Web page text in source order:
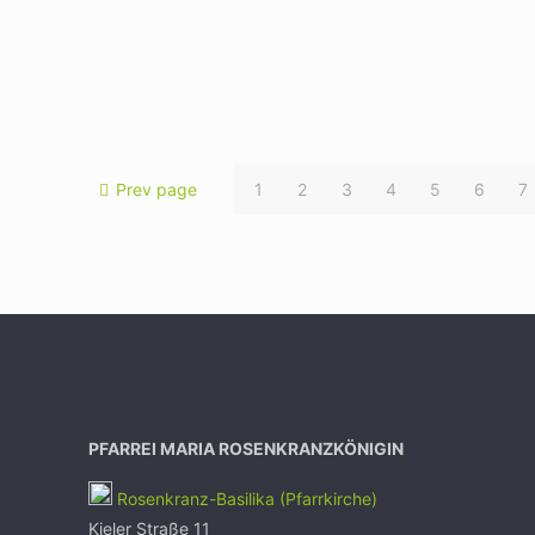
Prev page 1 2 3 4 5 6 7
PFARREI MARIA ROSENKRANZKÖNIGIN
Rosenkranz-Basilika (Pfarrkirche)
Kieler Straße 11